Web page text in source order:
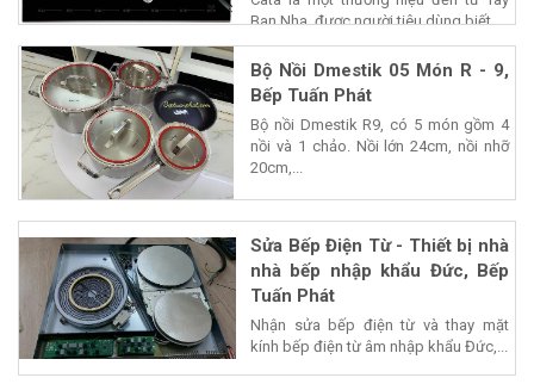
Ban Nha, được người tiêu dùng biết...
Bộ Nồi Dmestik 05 Món R - 9,
Bếp Tuấn Phát
Bộ nồi Dmestik R9, có 5 món gồm 4
nồi và 1 chảo. Nồi lớn 24cm, nồi nhỡ
20cm,...
Sửa Bếp Điện Từ - Thiết bị nhà
nhà bếp nhập khẩu Đức, Bếp
Tuấn Phát
Nhận sửa bếp điện từ và thay mặt
kính bếp điện từ âm nhập khẩu Đức,...